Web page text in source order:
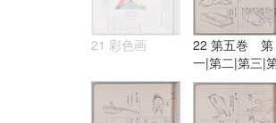
21 彩色画
22 第五巻 第
一|第二|第三|
四